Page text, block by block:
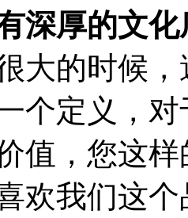
深厚的文
大的时候
个定义，
值，您这
欢我们这